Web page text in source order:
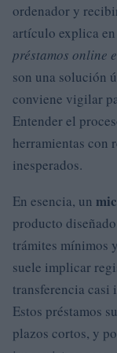
ordenador y
artículo explica
préstamos online
son una solución
conviene vigilar
Entender el
herramientas con
inesperados.
En esencia, un
producto
trámites mínimos
suele implicar
transferencia casi
Estos préstamos
plazos cortos, y